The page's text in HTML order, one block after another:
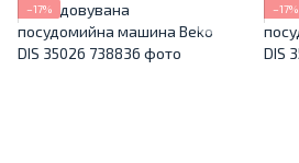
−17% −17%